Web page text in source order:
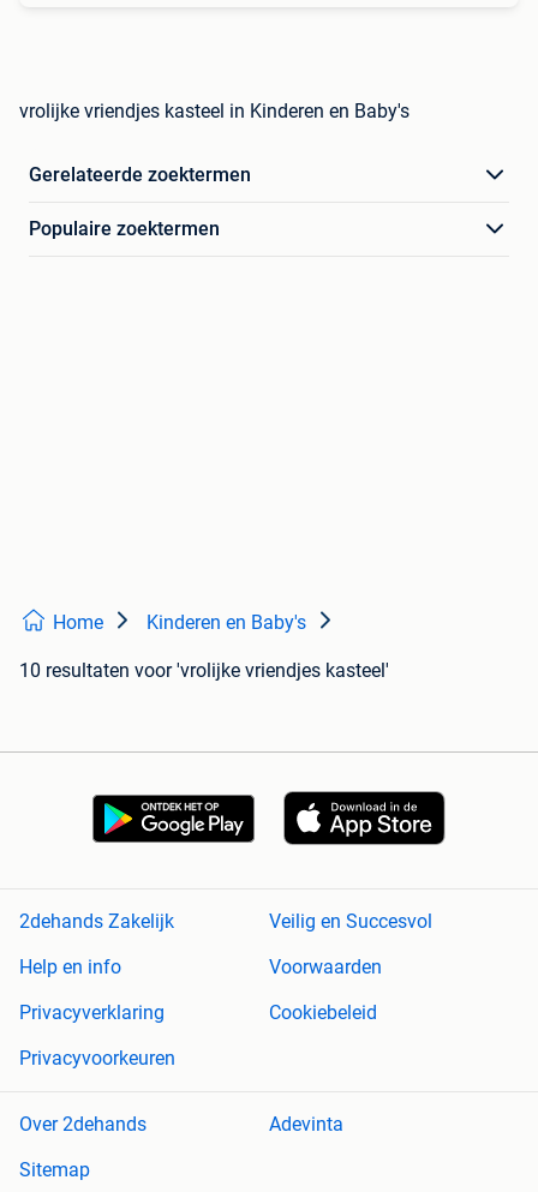
vrolijke vriendjes kasteel in Kinderen en Baby's
Gerelateerde zoektermen
Populaire zoektermen
Home Kinderen en Baby's
10 resultaten voor 'vrolijke vriendjes kasteel'
2dehands Zakelijk
Veilig en Succesvol
Help en info
Voorwaarden
Privacyverklaring
Cookiebeleid
Privacyvoorkeuren
Over 2dehands
Adevinta
Sitemap